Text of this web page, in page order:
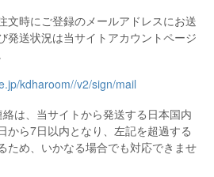
文時にご登録のメールアドレスにお送
発送状況は当サイトアカウントページ
kdharoom//v2/sign/mail
は、当サイトから発送する日本国内
から7日以内となり、左記を超過する
ため、いかなる場合でも対応できませ